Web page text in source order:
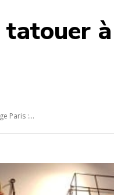
Paris :...